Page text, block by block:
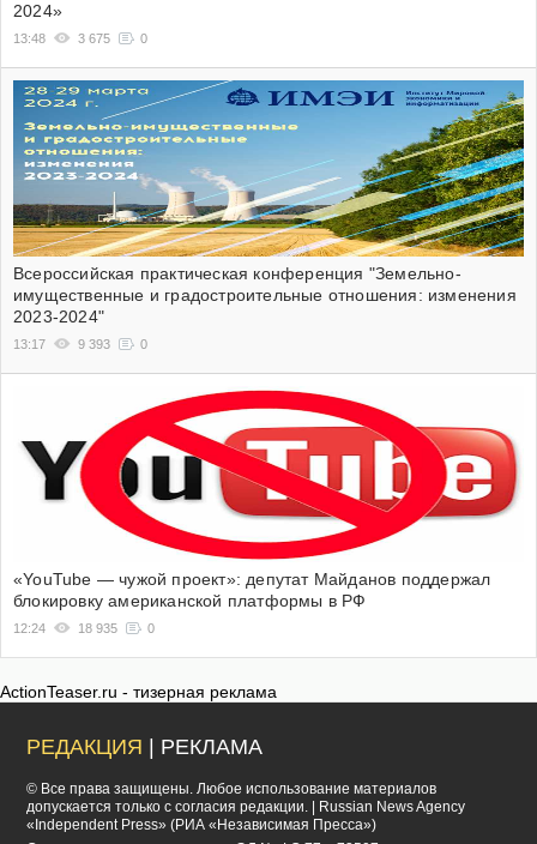
2024»
13:48 3 675 0
Всероссийская практическая конференция "Земельно-
имущественные и градостроительные отношения: изменения
2023-2024"
13:17 9 393 0
«YouTube — чужой проект»: депутат Майданов поддержал
блокировку американской платформы в РФ
12:24 18 935 0
ActionTeaser.ru - тизерная реклама
РЕДАКЦИЯ | РЕКЛАМА
© Все права защищены. Любое использование материалов
допускается только с согласия редакции. | Russian News Agency
«Independent Press» (РИА «Независимая Пресса»)